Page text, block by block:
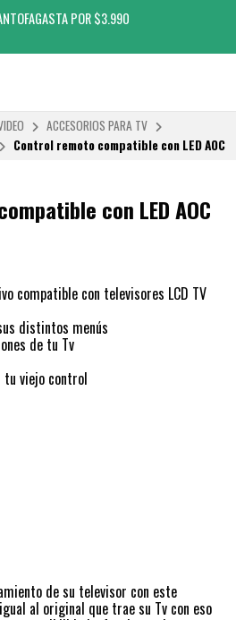
POR $3.990
ACCESORIOS PARA TV
Control remoto compatible con LED AOC
con LED AOC
compatible con televisores LCD TV
distintos menús
de tu Tv
viejo control
de su televisor con este
al original que trae su Tv con eso